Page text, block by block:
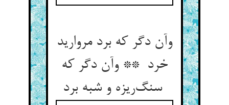
وآن دگر که برد مروارید
خرد ** وآن دگر که
سنگ‌ریزه و شبه برد